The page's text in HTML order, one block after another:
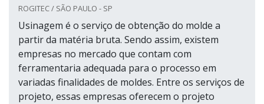
ROGITEC / SÃO PAULO - SP
Usinagem é o serviço de obtenção do molde a
partir da matéria bruta. Sendo assim, existem
empresas no mercado que contam com
ferramentaria adequada para o processo em
variadas finalidades de moldes. Entre os serviços de
projeto, essas empresas oferecem o projeto